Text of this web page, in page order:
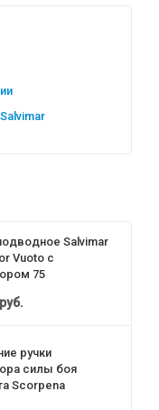
Salvimar
Vuoto с
75
ручки
силы боя
Scorpena